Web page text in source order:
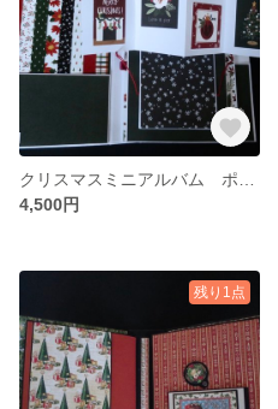
4,500円
残り1点